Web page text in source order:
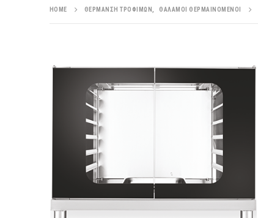
HOME ΘΈΡΜΑΝΣΗ ΤΡΟΦΊΜΩΝ ΘΆΛΑΜΟΙ ΘΕΡΜΑΙΝΌΜΕΝΟΙ